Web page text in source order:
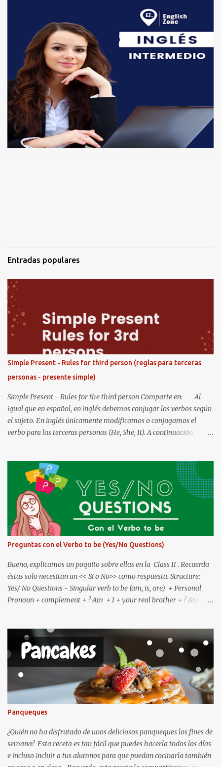
Entradas populares
Simple Present - Rules for third person (reglas para terceras
personas - presente simple)
Simple Present - Rules for the third person Comparte en: Al
igual que en español, en inglés debemos conjugar los verbos según
el sujeto. En inglés únicamente modificamos o conjugamos el
verbo para las terceras personas (He, She, It). A continuación
form to make the third person singular (he, she, it) form. to want
- wants to sit - sits to love - loves Examples in sentences: My
grandma love s flowers. He want s the new video game. Rule 2:
When the verb ends in -ss, -sh, -ch, -x, or -zz, we add -es. to pass -
pass es to wash - wash es to watch - watch es to fix - fix es
Examples in sentences: My sister pass es all the classes. The
mechanic fix es many cars. The chef wash es his hands before
cooking. Rule 3: For verbs ending in "ce, se, ...
Preguntas con el Verbo to be (Yes/No Questions)
Bueno, explicamos un poquito sobre ellas en la Class II . Recuerda
éstas solo necesitan un << Si o No>> como respuesta. Structure:
Yes/ No Questions - Singular verb to be (am, is, are) + Personal
Pronoun + complement + ? Am + I + your real brother + ? Are +
Personal Pronoun + complement + ? Are + we + near home + ? Are
+ you + from England + ? Are + they + happy + ? Are + they +
Louisa and Andrea + ? Are + they + 10 years old + ? You can
answer them with short answers or long an...
Panqueques
¿Quién no ha disfrutado de unos deliciosos panqueques los fines de
semana? Esta receta es tan fácil que puedes hacerla todos los días
e incluso incluir a tus alumnos para que puedan cocinarla también